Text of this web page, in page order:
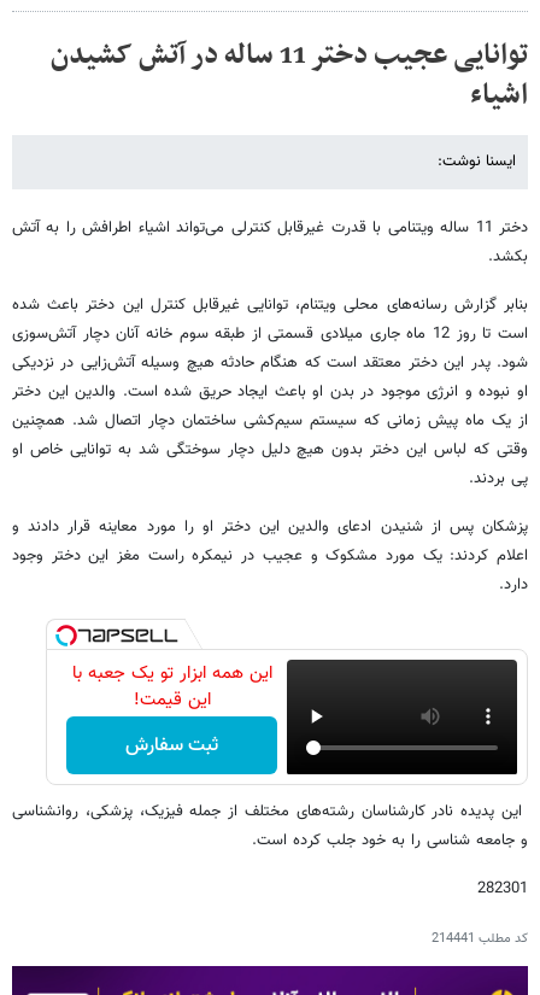
توانایی عجیب دختر 11 ساله در آتش کشیدن
اشیاء
ایسنا نوشت:
دختر 11 ساله ویتنامی با قدرت غیرقابل کنترلی می‌تواند اشیاء اطرافش را به آتش
بکشد.
بنابر گزارش رسانه‌های محلی ویتنام، توانایی غیرقابل کنترل این دختر باعث شده
است تا روز 12 ماه جاری میلادی قسمتی از طبقه سوم خانه آنان دچار آتش‌سوزی
شود. پدر این دختر معتقد است که هنگام حادثه هیچ وسیله آتش‌زایی در نزدیکی
او نبوده و انرژی موجود در بدن او باعث ایجاد حریق شده است. والدین این دختر
از یک ماه پیش زمانی که سیستم سیم‌کشی ساختمان دچار اتصال شد. همچنین
وقتی که لباس این دختر بدون هیچ دلیل دچار سوختگی شد به توانایی خاص او
پی بردند.
پزشکان پس از شنیدن ادعای والدین این دختر او را مورد معاینه قرار دادند و
اعلام کردند: یک مورد مشکوک و عجیب در نیمکره راست مغز این دختر وجود
دارد.
این همه ابزار تو یک جعبه با
این قیمت!
ثبت سفارش
این پدیده نادر کارشناسان رشته‌های مختلف از جمله فیزیک، پزشکی، روانشناسی
و جامعه شناسی را به خود جلب کرده است.
282301
کد مطلب 214441